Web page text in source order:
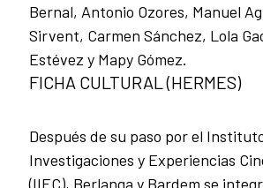
Bernal, Antonio Ozores, Manuel
Sirvent, Carmen Sánchez, Lola
Estévez y Mapy Gómez.
FICHA CULTURAL (HERMES)
Después de su paso por el
Investigaciones y Experiencias
(IIEC), Berlanga y Bardem se